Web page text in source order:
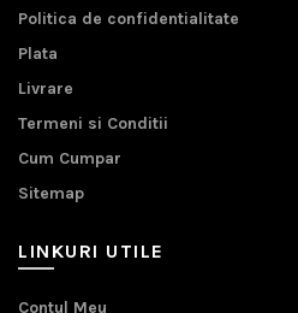
Politica de confidentialitate
Plata
Livrare
Termeni si Conditii
Cum Cumpar
Sitemap
LINKURI UTILE
Contul Meu